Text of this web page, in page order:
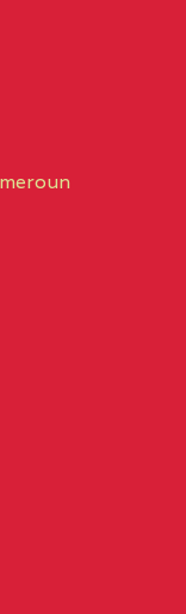
LAIC